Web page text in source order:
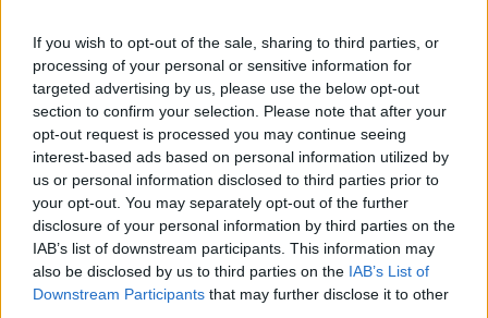
If you wish to opt-out of the sale, sharing to third parties, or
processing of your personal or sensitive information for
targeted advertising by us, please use the below opt-out
section to confirm your selection. Please note that after your
opt-out request is processed you may continue seeing
interest-based ads based on personal information utilized by
us or personal information disclosed to third parties prior to
your opt-out. You may separately opt-out of the further
disclosure of your personal information by third parties on the
IAB’s list of downstream participants. This information may
also be disclosed by us to third parties on the IAB’s List of
Downstream Participants that may further disclose it to other
RELAZIONI
Le più belle frasi di Taylor
Swift per rinascere dopo una
delusione d'amore